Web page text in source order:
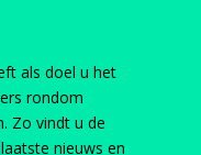
als doel u het
rondom
Zo vindt u de
nieuws en